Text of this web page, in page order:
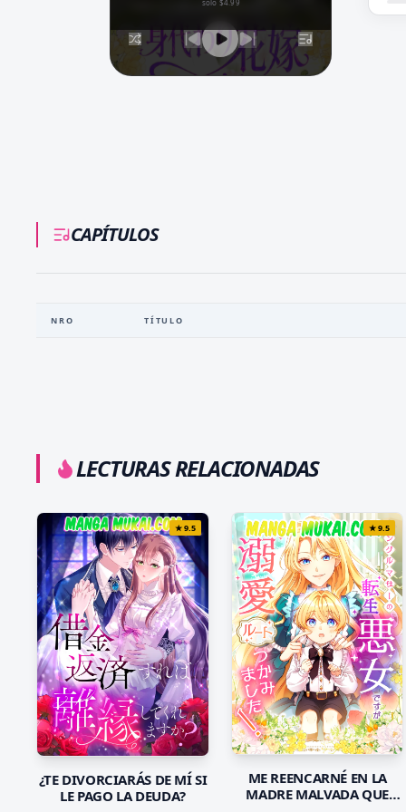
solo $4.99
CAPÍTULOS
NRO TÍTULO
LECTURAS RELACIONADAS
★9.5
¿TE DIVORCIARÁS DE MÍ SI
LE PAGO LA DEUDA?
★9.5
ME REENCARNÉ EN LA
MADRE MALVADA QUE